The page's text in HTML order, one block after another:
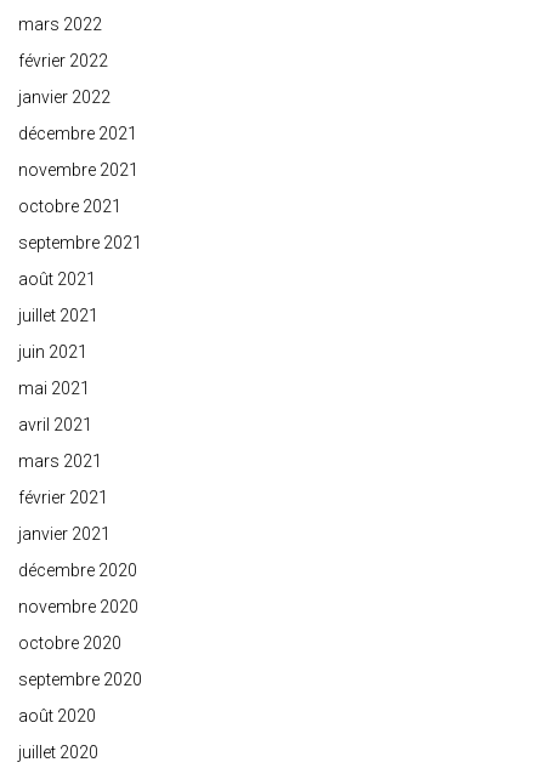
mars 2022
février 2022
janvier 2022
décembre 2021
novembre 2021
octobre 2021
septembre 2021
août 2021
juillet 2021
juin 2021
mai 2021
avril 2021
mars 2021
février 2021
janvier 2021
décembre 2020
novembre 2020
octobre 2020
septembre 2020
août 2020
juillet 2020